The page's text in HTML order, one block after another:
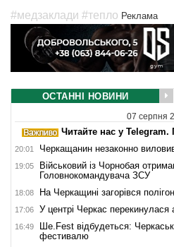
#медзаклади #тепло Реклама
ОСТАННІ НОВИНИ
07 серпня
Читайте нас у
20:01 Черкащанин незаконно
19:05
Військовий із Чорнобая
Головнокомандувача ЗСУ
18:08 На Черкащині загорівся
17:06 У центрі Черкас перекинулася
16:49
Ше.Fest відбудеться:
фестивалю